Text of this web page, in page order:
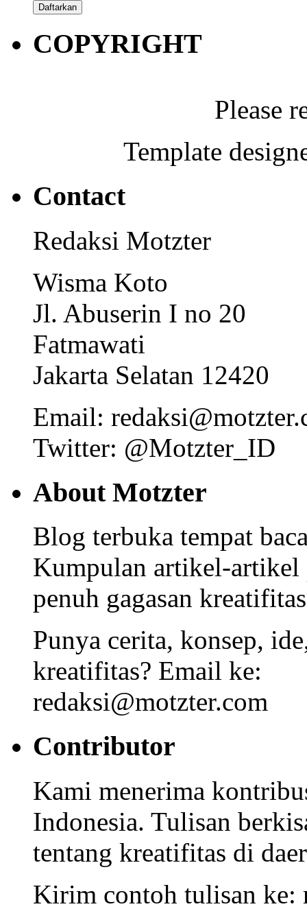
COPYRIGHT
Please
Template
Contact
Redaksi Motzter
Wisma Koto
Jl. Abuserin I no 20
Fatmawati
Jakarta Selatan 12420
Email:
Twitter: @Motzter_ID
About Motzter
Blog terbuka tempat
Kumpulan artikel-artikel
penuh gagasan
Punya cerita, konsep,
kreatifitas? Email ke:
redaksi@motzter.com
Contributor
Kami menerima
Indonesia. Tulisan
tentang kreatifitas di
Kirim contoh tulisan ke: